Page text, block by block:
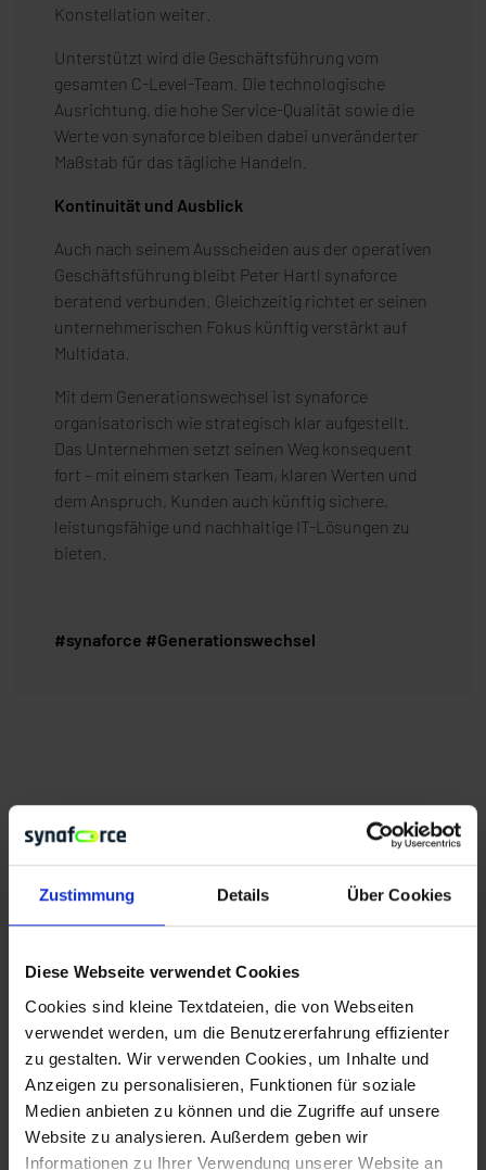
Zustimmung Details Über Cookies
Diese Webseite verwendet Cookies
Cookies sind kleine Textdateien, die von Webseiten
verwendet werden, um die Benutzererfahrung effizienter
zu gestalten. Wir verwenden Cookies, um Inhalte und
Anzeigen zu personalisieren, Funktionen für soziale
Medien anbieten zu können und die Zugriffe auf unsere
Website zu analysieren. Außerdem geben wir
Informationen zu Ihrer Verwendung unserer Website an
Konstellation weiter.
Unterstützt wird die Geschäftsführung vom
gesamten C-Level-Team. Die technologische
Ausrichtung, die hohe Service-Qualität sowie die
Werte von synaforce bleiben dabei unveränderter
Maßstab für das tägliche Handeln.
Kontinuität und Ausblick
Auch nach seinem Ausscheiden aus der operativen
Geschäftsführung bleibt Peter Hartl synaforce
beratend verbunden. Gleichzeitig richtet er seinen
unternehmerischen Fokus künftig verstärkt auf
Multidata.
Mit dem Generationswechsel ist synaforce
organisatorisch wie strategisch klar aufgestellt.
Das Unternehmen setzt seinen Weg konsequent
fort – mit einem starken Team, klaren Werten und
dem Anspruch, Kunden auch künftig sichere,
leistungsfähige und nachhaltige IT-Lösungen zu
bieten.
#synaforce #Generationswechsel
Weitere Beiträge
CORPORATE NEWS
Die synaforce Cloud:
Offene Cloud-
Infrastruktur auf